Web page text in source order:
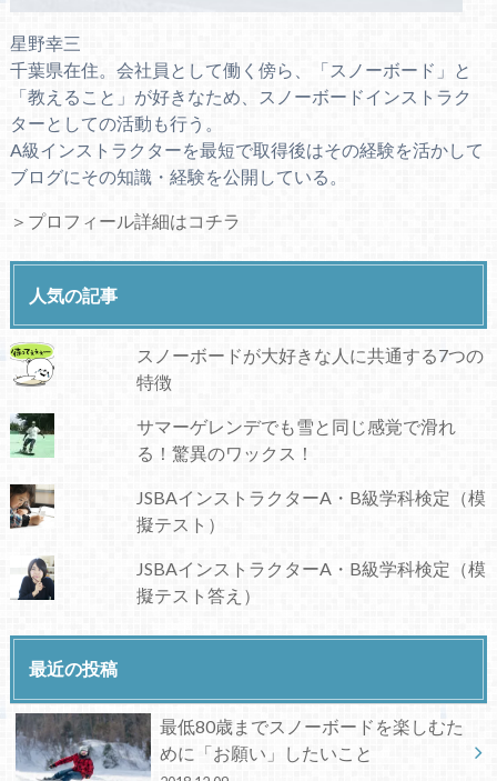
星野幸三
千葉県在住。会社員として働く傍ら、「スノーボード」と
「教えること」が好きなため、スノーボードインストラク
ターとしての活動も行う。
A級インストラクターを最短で取得後はその経験を活かして
ブログにその知識・経験を公開している。
＞プロフィール詳細はコチラ
人気の記事
スノーボードが大好きな人に共通する7つの
特徴
サマーゲレンデでも雪と同じ感覚で滑れ
る！驚異のワックス！
JSBAインストラクターA・B級学科検定（模
擬テスト）
JSBAインストラクターA・B級学科検定（模
擬テスト答え）
最近の投稿
最低80歳までスノーボードを楽しむた
めに「お願い」したいこと